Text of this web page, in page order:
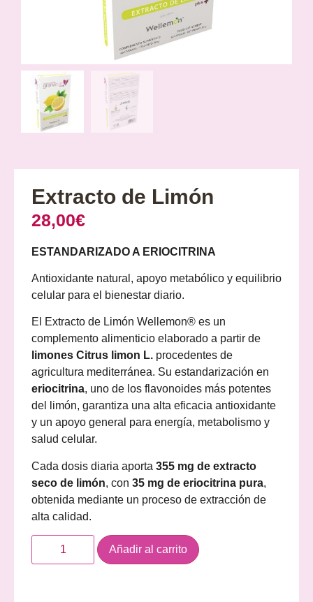
Extracto de Limón
28,00€
ESTANDARIZADO A ERIOCITRINA
Antioxidante natural, apoyo metabólico y equilibrio
celular para el bienestar diario.
El Extracto de Limón Wellemon® es un
complemento alimenticio elaborado a partir de
limones Citrus limon L. procedentes de
agricultura mediterránea. Su estandarización en
eriocitrina, uno de los flavonoides más potentes
del limón, garantiza una alta eficacia antioxidante
y un apoyo general para energía, metabolismo y
salud celular.
Cada dosis diaria aporta 355 mg de extracto
seco de limón, con 35 mg de eriocitrina pura,
obtenida mediante un proceso de extracción de
alta calidad.
Añadir al carrito